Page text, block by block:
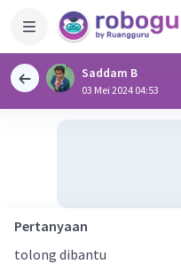
Saddam B
03 Mei 2024 04:53
Pertanyaan
tolong dibantu